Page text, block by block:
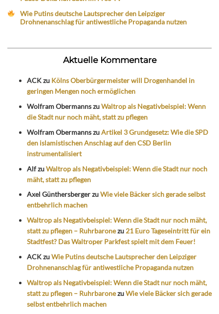
Wie Putins deutsche Lautsprecher den Leipziger
Drohnenanschlag für antiwestliche Propaganda nutzen
Aktuelle Kommentare
ACKzu Kölns Oberbürgermeister will Drogenhandel in
geringen Mengen noch ermöglichen
Wolfram ObermannszuWaltrop als Negativbeispiel: Wenn
die Stadt nur noch mäht, statt zu pflegen
Wolfram ObermannszuArtikel 3 Grundgesetz: Wie die SPD
den islamistischen Anschlag auf den CSD Berlin
instrumentalisiert
AlfzuWaltrop als Negativbeispiel: Wenn die Stadt nur noch
mäht, statt zu pflegen
Axel GünthersbergerzuWie viele Bäcker sich gerade selbst
entbehrlich machen
Waltrop als Negativbeispiel: Wenn die Stadt nur noch mäht,
statt zu pflegen – Ruhrbaronezu 21 Euro Tageseintritt für ein
Stadtfest? Das Waltroper Parkfest spielt mit dem Feuer!
ACKzuWie Putins deutsche Lautsprecher den Leipziger
Drohnenanschlag für antiwestliche Propaganda nutzen
Waltrop als Negativbeispiel: Wenn die Stadt nur noch mäht,
statt zu pflegen – RuhrbaronezuWie viele Bäcker sich gerade
selbst entbehrlich machen